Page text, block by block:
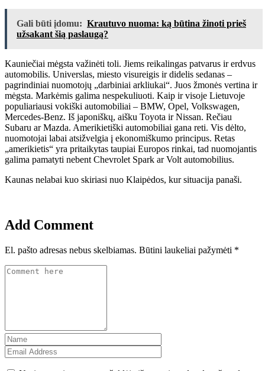
Gali būti įdomu: Krautuvo nuoma: ką būtina žinoti prieš
užsakant šią paslaugą?
Kauniečiai mėgsta važinėti toli. Jiems reikalingas patvarus ir erdvus
automobilis. Universlas, miesto visureigis ir didelis sedanas –
pagrindiniai nuomotojų „darbiniai arkliukai“. Juos žmonės vertina ir
mėgsta. Markėmis galima nespekuliuoti. Kaip ir visoje Lietuvoje
populiariausi vokiški automobiliai – BMW, Opel, Volkswagen,
Mercedes-Benz. Iš japoniškų, aišku Toyota ir Nissan. Rečiau
Subaru ar Mazda. Amerikietiški automobiliai gana reti. Vis dėlto,
nuomotojai labai atsižvelgia į ekonomiškumo principus. Retas
„amerikietis“ yra pritaikytas taupiai Europos rinkai, tad nuomojantis
galima pamatyti nebent Chevrolet Spark ar Volt automobilius.
Kaunas nelabai kuo skiriasi nuo Klaipėdos, kur situacija panaši.
Add Comment
El. pašto adresas nebus skelbiamas. Būtini laukeliai pažymėti *